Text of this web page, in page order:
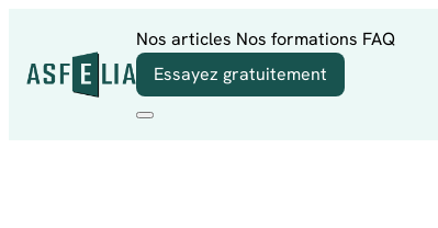
Nos articles Nos formations FAQ
Essayez gratuitement